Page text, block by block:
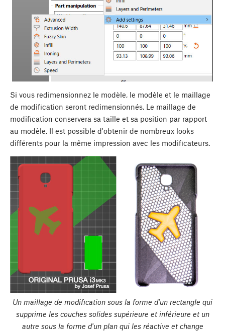
Si vous redimensionnez le modèle, le modèle et le maillage
de modification seront redimensionnés. Le maillage de
modification conservera sa taille et sa position par rapport
au modèle. Il est possible d'obtenir de nombreux looks
différents pour la même impression avec les modificateurs.
Un maillage de modification sous la forme d'un rectangle qui
supprime les couches solides supérieure et inférieure et un
autre sous la forme d'un plan qui les réactive et change